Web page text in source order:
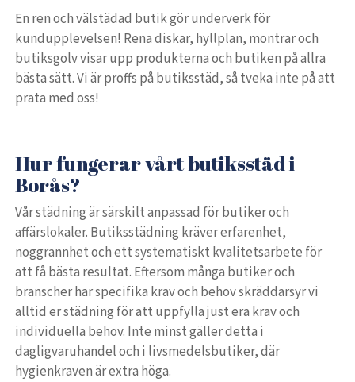
En ren och välstädad butik gör underverk för
kundupplevelsen! Rena diskar, hyllplan, montrar och
butiksgolv visar upp produkterna och butiken på allra
bästa sätt. Vi är proffs på butiksstäd, så tveka inte på att
prata med oss!
Hur fungerar vårt butiksstäd i
Borås?
Vår städning är särskilt anpassad för butiker och
affärslokaler. Butiksstädning kräver erfarenhet,
noggrannhet och ett systematiskt kvalitetsarbete för
att få bästa resultat. Eftersom många butiker och
branscher har specifika krav och behov skräddarsyr vi
alltid er städning för att uppfylla just era krav och
individuella behov. Inte minst gäller detta i
dagligvaruhandel och i livsmedelsbutiker, där
hygienkraven är extra höga.